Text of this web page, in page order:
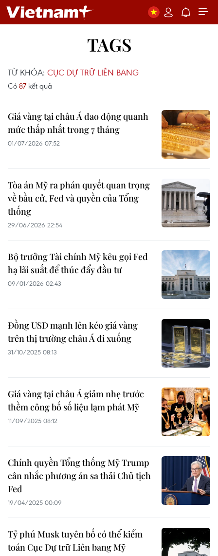
TAGS
TỪ KHÓA: CỤC DỰ TRỮ LIÊN BANG
Có 87 kết quả
Giá vàng tại châu Á dao động quanh
mức thấp nhất trong 7 tháng
01/07/2026 07:52
Tòa án Mỹ ra phán quyết quan trọng
về bầu cử, Fed và quyền của Tổng
thống
29/06/2026 22:54
Bộ trưởng Tài chính Mỹ kêu gọi Fed
hạ lãi suất để thúc đẩy đầu tư
09/01/2026 02:43
Đồng USD mạnh lên kéo giá vàng
trên thị trường châu Á đi xuống
31/10/2025 08:13
Giá vàng tại châu Á giảm nhẹ trước
thềm công bố số liệu lạm phát Mỹ
11/09/2025 08:12
Chính quyền Tổng thống Mỹ Trump
cân nhắc phương án sa thải Chủ tịch
Fed
19/04/2025 00:09
Tỷ phú Musk tuyên bố có thể kiểm
toán Cục Dự trữ Liên bang Mỹ